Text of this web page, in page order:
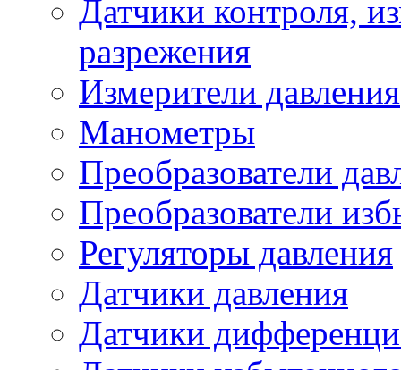
Датчики контроля,
разрежения
Измерители давления
Манометры
Преобразователи
Преобразователи
Регуляторы давления
Датчики давления
Датчики